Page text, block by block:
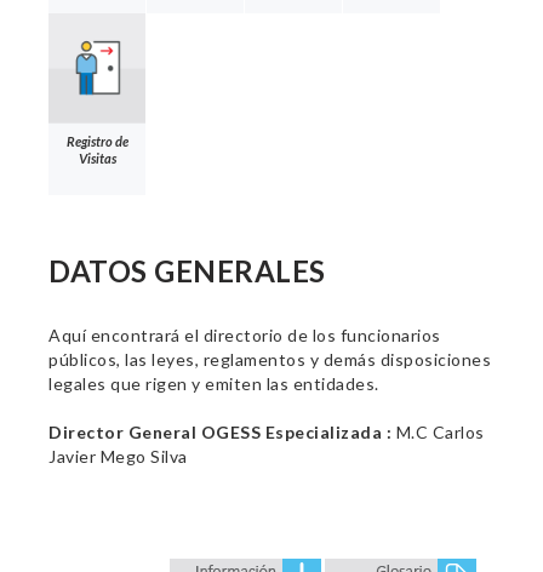
Registro de
Visitas
DATOS GENERALES
Aquí encontrará el directorio de los funcionarios
públicos, las leyes, reglamentos y demás disposiciones
legales que rigen y emiten las entidades.
Director General OGESS Especializada : M.C Carlos
Javier Mego Silva